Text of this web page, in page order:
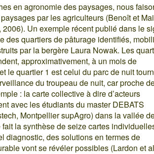
en agronomie des paysages, nous
par les agriculteurs (Benoît et
2006). Un exemple récent publié dans le
des quartiers de pâturage identifiés,
par la bergère Laura Nowak. Les
approximativement, à un mois de
le quartier 1 est celui du parc de nuit
du troupeau de nuit, car proche
: la carte collective à dire d’acteurs
avec les étudiants du master DEBATS
Montpellier supAgro) dans la vallée
fait la synthèse de seize cartes
diagnostic, des solutions en termes de
vont se révéler possibles (Lardon et